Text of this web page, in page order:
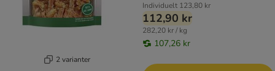
2 varianter
Individuelt 123,80 kr
112,90 kr
282,20 kr / kg
107,26 kr